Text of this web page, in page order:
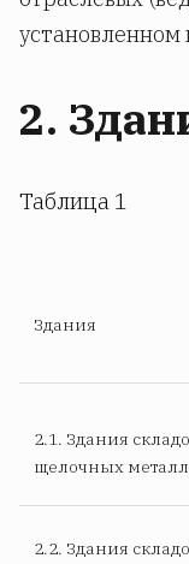
установленном
2.
Таблица 1
Здания
2.1. Здания
щелочных
2.2. Здания